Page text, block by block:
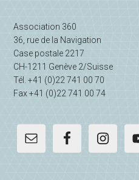
principale
Association 360
36, rue de la Navigation
Case postale 2217
CH-1211 Genève 2/Suisse
Tél. +41 (0)22 741 00 70
Fax +41 (0)22 741 00 74